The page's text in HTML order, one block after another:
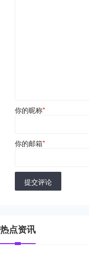
你的昵称*
你的邮箱*
提交评论
热点资讯